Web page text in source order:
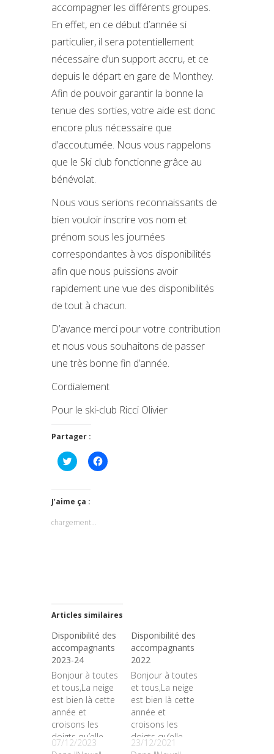
accompagner les différents groupes.
En effet, en ce début d’année si
particulier, il sera potentiellement
nécessaire d’un support accru, et ce
depuis le départ en gare de Monthey.
Afin de pouvoir garantir la bonne la
tenue des sorties, votre aide est donc
encore plus nécessaire que
d’accoutumée. Nous vous rappelons
que le Ski club fonctionne grâce au
bénévolat.
Nous vous serions reconnaissants de
bien vouloir inscrire vos nom et
prénom sous les journées
correspondantes à vos disponibilités
afin que nous puissions avoir
rapidement une vue des disponibilités
de tout à chacun.
D’avance merci pour votre contribution
et nous vous souhaitons de passer
une très bonne fin d’année.
Cordialement
Pour le ski-club Ricci Olivier
Partager :
Cliquez
pour
Twitter(ouvre
dans
une
fenêtre)
Cliquez
pour
J’aime ça :
chargement…
Articles similaires
Disponibilité des
accompagnants
2023-24
Bonjour à toutes
et tous,La neige
est bien là cette
année et
croisons les
doigts qu’elle
soit
07/12/2023
Disponibilité des
accompagnants
2022
Bonjour à toutes
et tous,La neige
est bien là cette
année et
croisons les
doigts qu’elle
soit
23/12/2021